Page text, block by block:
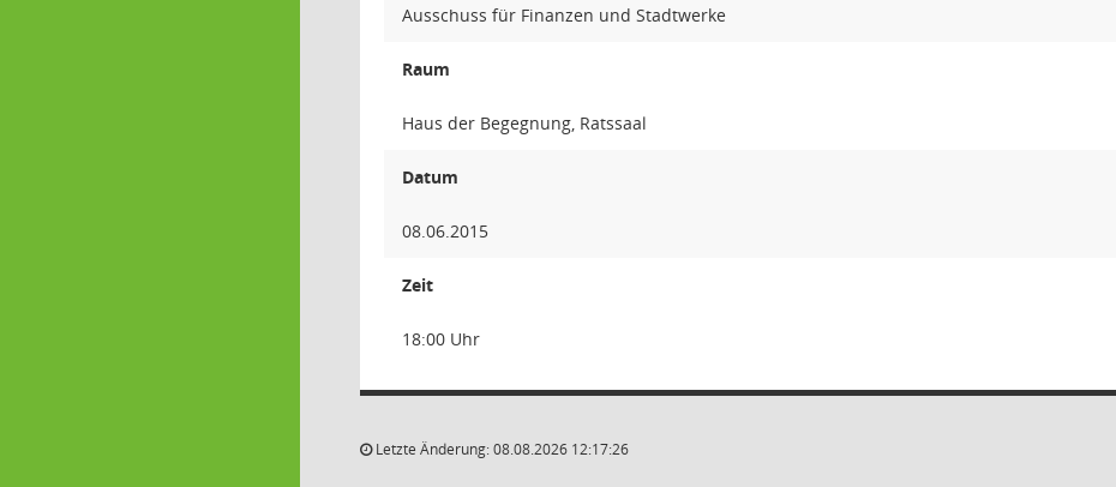
Ausschuss für Finanzen und Stadtwerke
Raum
Haus der Begegnung, Ratssaal
Datum
08.06.2015
Zeit
18:00 Uhr
Letzte Änderung: 08.08.2026 12:17:26